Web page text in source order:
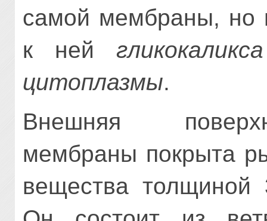
самой мембраны, но
к ней
цитоплазмы.
Внешняя
мембраны покрыта
вещества